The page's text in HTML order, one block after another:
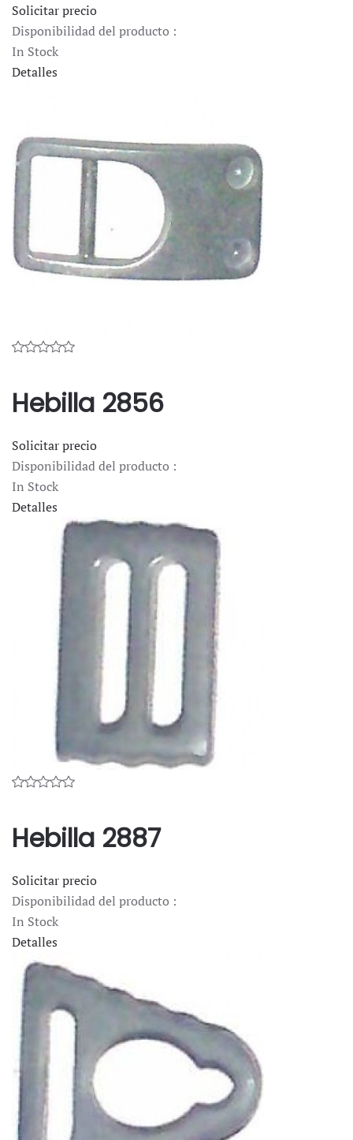
Solicitar precio
Disponibilidad del producto :
In Stock
Detalles
Hebilla 2856
Solicitar precio
Disponibilidad del producto :
In Stock
Detalles
Hebilla 2887
Solicitar precio
Disponibilidad del producto :
In Stock
Detalles